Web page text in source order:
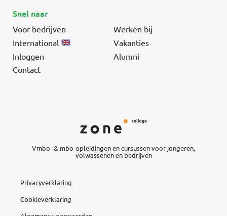
Snel naar
Voor bedrijven
Werken bij
International
Vakanties
Inloggen
Alumni
Contact
Vmbo- & mbo-opleidingen en cursussen voor jongeren,
volwassenen en bedrijven
Privacyverklaring
Cookieverklaring